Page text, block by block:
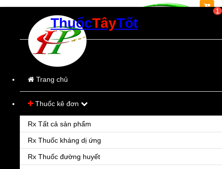
Thời gian làm việc:
ThuốcTâyTốt
Trang chủ
Thuốc kê đơn
Rx Tất cả sản phẩm
Rx Thuốc kháng dị ứng
Rx Thuốc đường huyết
1